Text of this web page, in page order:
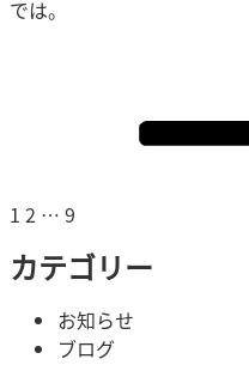
では。
ジ
送
り
1 2 … 9
カテゴリー
お知らせ
ブログ